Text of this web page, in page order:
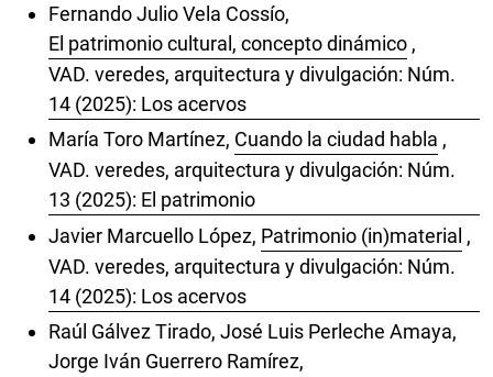
Fernando Julio Vela Cossío,
El patrimonio cultural, concepto dinámico ,
VAD. veredes, arquitectura y divulgación: Núm.
14 (2025): Los acervos
María Toro Martínez, Cuando la ciudad habla ,
VAD. veredes, arquitectura y divulgación: Núm.
13 (2025): El patrimonio
Javier Marcuello López, Patrimonio (in)material ,
VAD. veredes, arquitectura y divulgación: Núm.
14 (2025): Los acervos
Raúl Gálvez Tirado, José Luis Perleche Amaya,
Jorge Iván Guerrero Ramírez,